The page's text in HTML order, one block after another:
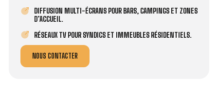
DIFFUSION MULTI-ÉCRANS POUR BARS, CAMPINGS ET ZONES
D’ACCUEIL.
RÉSEAUX TV POUR SYNDICS ET IMMEUBLES RÉSIDENTIELS.
NOUS CONTACTER